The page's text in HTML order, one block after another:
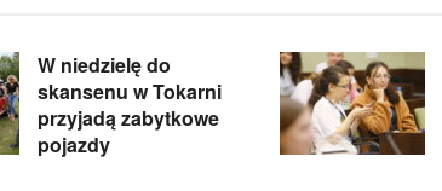
W niedzielę do
skansenu w Tokarni
przyjadą zabytkowe
pojazdy